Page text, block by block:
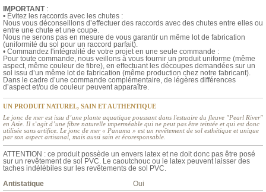
IMPORTANT:
• Évitez les raccords avec les chutes :
Nous vous déconseillons d’effectuer des raccords avec des chutes entre elles ou
entre une chute et une coupe.
Nous ne serons pas en mesure de vous garantir un même lot de fabrication
(uniformité du sol pour un raccord parfait).
• Commandez l'intégralité de votre projet en une seule commande :
Pour toute commande, nous veillons à vous fournir un produit uniforme (même
aspect, même couleur de fibre), en effectuant les découpes demandées sur un
sol issu d’un même lot de fabrication (même production chez notre fabricant).
Dans le cadre d’une commande complémentaire, de légères différences
d’aspect et/ou de couleur peuvent apparaître.
UN PRODUIT NATUREL, SAIN ET AUTHENTIQUE
Le jonc de mer est issu d’une plante aquatique poussant dans l'estuaire du fleuve "Pearl River"
en Asie. Il s’agit d’une fibre naturelle imperméable qui ne peut pas être teintée et qui est donc
utilisée sans artifice. Le jonc de mer « Panama » est un revêtement de sol esthétique et unique
par son aspect artisanal, mais aussi sain et écoresponsable.
ATTENTION : ce produit possède un envers latex et ne doit donc pas être posé
sur un revêtement de sol PVC. Le caoutchouc ou le latex peuvent laisser des
taches indélébiles sur les revêtements de sol PVC.
Antistatique
Oui